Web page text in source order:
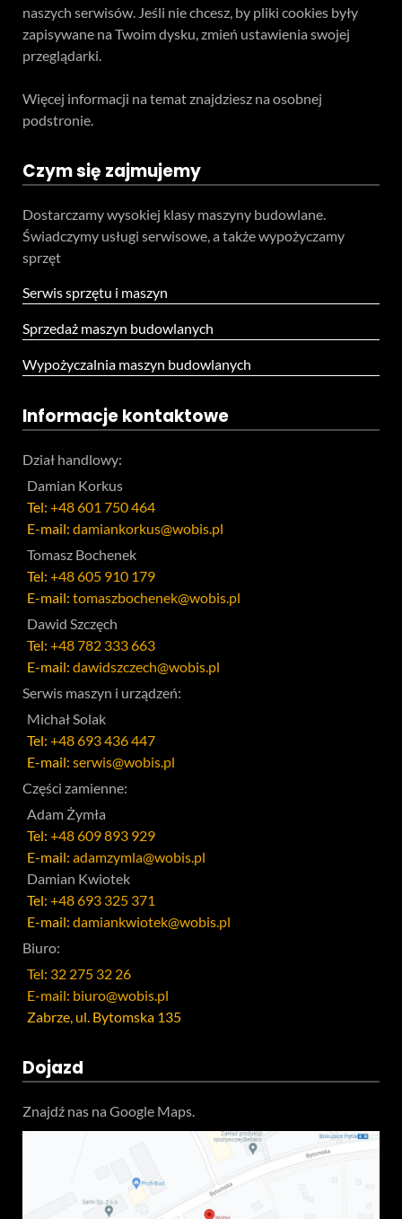
naszych serwisów. Jeśli nie chcesz, by pliki cookies były
zapisywane na Twoim dysku, zmień ustawienia swojej
przeglądarki.
Więcej informacji na temat znajdziesz na osobnej
podstronie.
Czym się zajmujemy
Dostarczamy wysokiej klasy maszyny budowlane.
Świadczymy usługi serwisowe, a także wypożyczamy
sprzęt
Serwis sprzętu i maszyn
Sprzedaż maszyn budowlanych
Wypożyczalnia maszyn budowlanych
Informacje kontaktowe
Dział handlowy:
Damian Korkus
Tel: +48 601 750 464
E-mail: damiankorkus@wobis.pl
Tomasz Bochenek
Tel: +48 605 910 179
E-mail: tomaszbochenek@wobis.pl
Dawid Szczęch
Tel: +48 782 333 663
E-mail: dawidszczech@wobis.pl
Serwis maszyn i urządzeń:
Michał Solak
Tel: +48 693 436 447
E-mail: serwis@wobis.pl
Części zamienne:
Adam Żymła
Tel: +48 609 893 929
E-mail: adamzymla@wobis.pl
Damian Kwiotek
Tel: +48 693 325 371
E-mail: damiankwiotek@wobis.pl
Biuro:
Tel: 32 275 32 26
E-mail: biuro@wobis.pl
Zabrze, ul. Bytomska 135
Dojazd
Znajdź nas na Google Maps.